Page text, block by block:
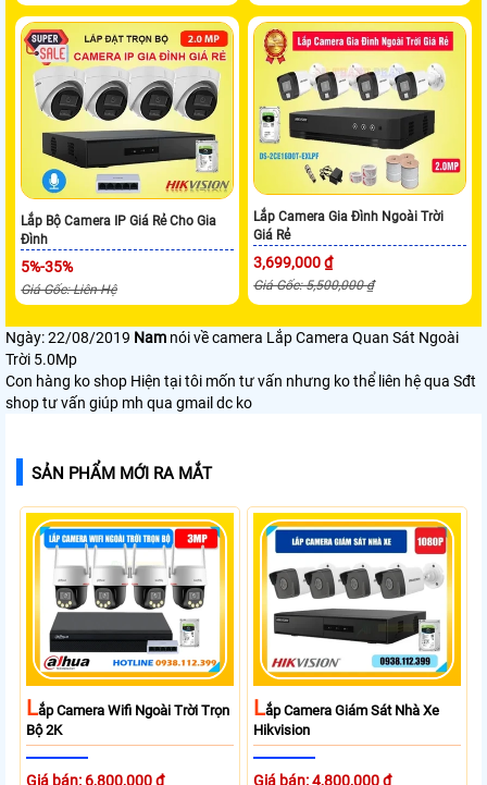
Lắp Bộ Camera IP Giá Rẻ Cho Gia
Đình
5%-35%
Giá Gốc: Liên Hệ
Lắp Camera Gia Đình Ngoài Trời
Giá Rẻ
3,699,000 ₫
Giá Gốc: 5,500,000 ₫
Ngày: 22/08/2019 Nam nói về camera Lắp Camera Quan Sát Ngoài
Trời 5.0Mp
Con hàng ko shop Hiện tại tôi mốn tư vấn nhưng ko thể liên hệ qua Sđt
shop tư vấn giúp mh qua gmail dc ko
SẢN PHẨM MỚI RA MẮT
LẮp Camera Wifi Ngoài Trời Trọn
Bộ 2K
Giá bán: 6,800,000 ₫
LẮp Camera Giám Sát Nhà Xe
Hikvision
Giá bán: 4,800,000 ₫